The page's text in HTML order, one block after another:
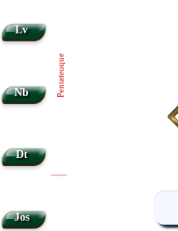
Lv
Nb
Dt
Jos
Pentateuque